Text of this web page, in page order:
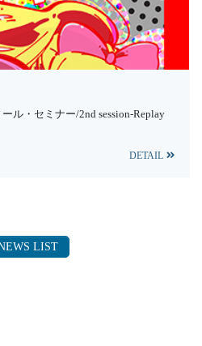
ル・セミナー/2nd session-Replay
DETAIL
LIST